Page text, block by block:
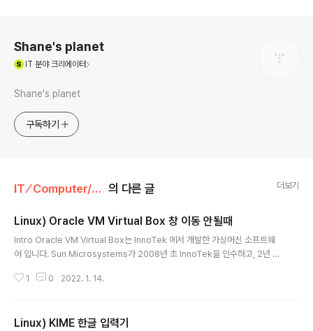
Shane's planet
IT 분야 크리에이터
Shane's planet
구독하기
IT ⁄ Computer/Linux 의 다른 글 더보기
Linux) Oracle VM Virtual Box 창 이동 안될때
Intro Oracle VM Virtual Box는 InnoTek 에서 개발한 가상머신 소프트웨
어 입니다. Sun Microsystems가 2008년 초 InnoTek을 인수하고, 2년 후
되었습니다. 대부분의 OS를 설치 해 사용 할 수 있으며, 또한 대부분의 OS에
는데 VM Virtual Box가 가장 괜찮아서 IE 호환성 테스트 등이 필요할 때 마다
1 0 2022. 1. 14.
Linux) KIME 한글 입력기